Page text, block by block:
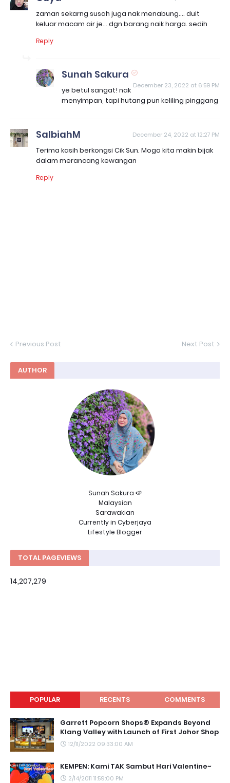
zaman sekarng susah juga nak menabung.... duit
keluar macam air je... dgn barang naik harga. sedih
Reply
Sunah Sakura
December 23, 2022 at 6:59 PM
ye betul sangat! nak
menyimpan, tapi hutang pun keliling pinggang
SalbiahM December 24, 2022 at 12:27 PM
Terima kasih berkongsi Cik Sun. Moga kita makin bijak
dalam merancang kewangan
Reply
Previous Post Next Post
AUTHOR
Sunah Sakura 🍉
Malaysian
Sarawakian
Currently in Cyberjaya
Lifestyle Blogger
TOTAL PAGEVIEWS
14,207,279
POPULAR RECENTS COMMENTS
Garrett Popcorn Shops® Expands Beyond
Klang Valley with Launch of First Johor Shop
12/11/2022 09:33:00 AM
KEMPEN: Kami TAK Sambut Hari Valentine~
2/14/2011 11:59:00 PM